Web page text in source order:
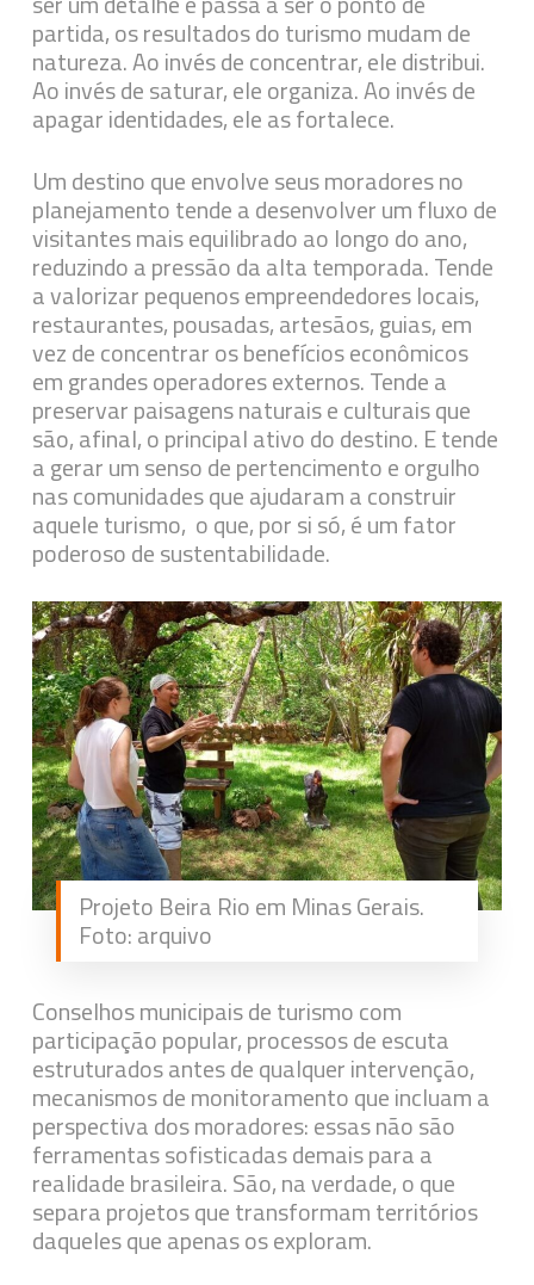
partida, os resultados do turismo mudam de
natureza. Ao invés de concentrar, ele distribui.
Ao invés de saturar, ele organiza. Ao invés de
apagar identidades, ele as fortalece.
Um destino que envolve seus moradores no
planejamento tende a desenvolver um fluxo de
visitantes mais equilibrado ao longo do ano,
reduzindo a pressão da alta temporada. Tende
a valorizar pequenos empreendedores locais,
restaurantes, pousadas, artesãos, guias, em
vez de concentrar os benefícios econômicos
em grandes operadores externos. Tende a
preservar paisagens naturais e culturais que
são, afinal, o principal ativo do destino. E tende
a gerar um senso de pertencimento e orgulho
nas comunidades que ajudaram a construir
aquele turismo, o que, por si só, é um fator
poderoso de sustentabilidade.
Projeto Beira Rio em Minas Gerais.
Foto: arquivo
Conselhos municipais de turismo com
participação popular, processos de escuta
estruturados antes de qualquer intervenção,
mecanismos de monitoramento que incluam a
perspectiva dos moradores: essas não são
ferramentas sofisticadas demais para a
realidade brasileira. São, na verdade, o que
separa projetos que transformam territórios
daqueles que apenas os exploram.